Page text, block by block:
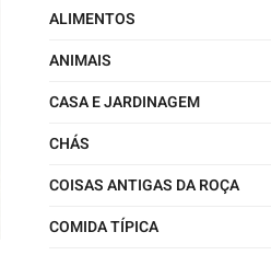
ALIMENTOS
ANIMAIS
CASA E JARDINAGEM
CHÁS
COISAS ANTIGAS DA ROÇA
COMIDA TÍPICA